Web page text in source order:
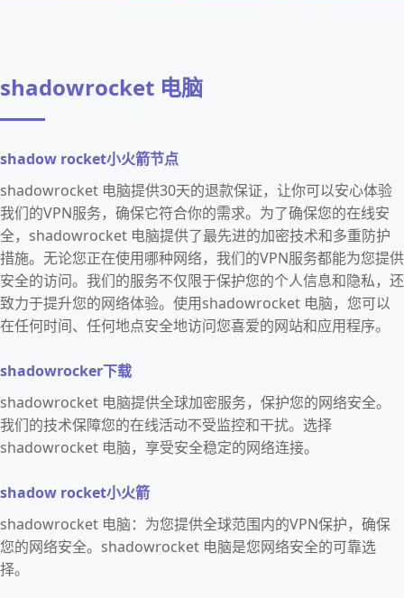
shadowrocket 电脑
shadow rocket小火箭节点
shadowrocket 电脑提供30天的退款保证，让你可以安心体验
我们的VPN服务，确保它符合你的需求。为了确保您的在线安
全，shadowrocket 电脑提供了最先进的加密技术和多重防护
措施。无论您正在使用哪种网络，我们的VPN服务都能为您提供
安全的访问。我们的服务不仅限于保护您的个人信息和隐私，还
致力于提升您的网络体验。使用shadowrocket 电脑，您可以
在任何时间、任何地点安全地访问您喜爱的网站和应用程序。
shadowrocker下载
shadowrocket 电脑提供全球加密服务，保护您的网络安全。
我们的技术保障您的在线活动不受监控和干扰。选择
shadowrocket 电脑，享受安全稳定的网络连接。
shadow rocket小火箭
shadowrocket 电脑：为您提供全球范围内的VPN保护，确保
您的网络安全。shadowrocket 电脑是您网络安全的可靠选
择。